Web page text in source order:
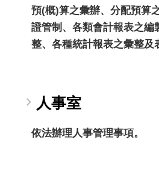
預(概)算之彙辦、分配預算
證管制、各類會計報表之編
整、各種統計報表之彙整及
人事室
依法辦理人事管理事項。